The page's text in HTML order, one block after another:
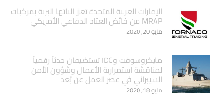
الإمارات العربية المتحدة تعزز الياتها البرية بمركبات
MRAP من فائض العتاد الدفاعي الأمريكي
مايو 20, 2020
مايكروسوفت وIDC تستضيفان حدثاً رقمياً
لمناقشة استمرارية الأعمال وشؤون الأمن
السيبراني في عصر العمل عن بُعد
مايو 18, 2020